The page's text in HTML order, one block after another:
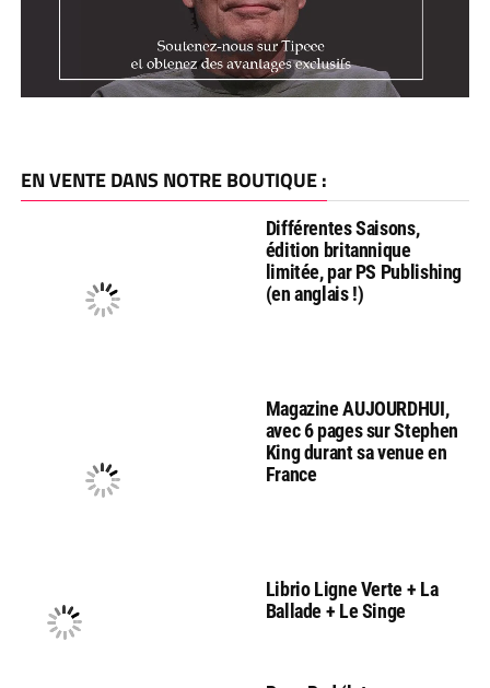
EN VENTE DANS NOTRE BOUTIQUE :
Différentes Saisons,
édition britannique
limitée, par PS Publishing
(en anglais !)
Magazine AUJOURDHUI,
avec 6 pages sur Stephen
King durant sa venue en
France
Librio Ligne Verte + La
Ballade + Le Singe